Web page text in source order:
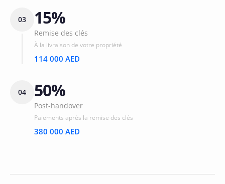
03 15%
Remise des clés
À la livraison de votre propriété
114 000 AED
04 50%
Post-handover
Paiements après la remise des clés
380 000 AED